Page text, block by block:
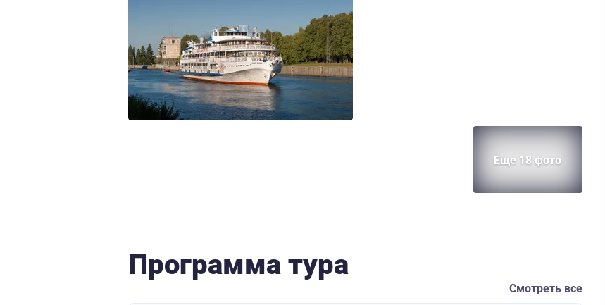
Еще 18 фото
Программа тура
Смотреть все